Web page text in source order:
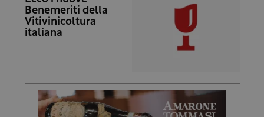
Benemeriti della
Vitivinicoltura
italiana